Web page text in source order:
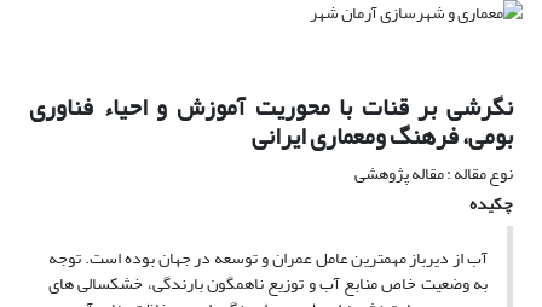
نگرشی بر قنات با محوریت آموزش و احیاء فناوری
بومی، فرهنگ ومعماری ایرانی
نوع مقاله : مقاله پژوهشی
چکیده
آب از دیرباز مهمترین عامل عمران و توسعه در جهان بوده است. توجه
به وضعیت خاص منابع آب و توزیع ناهمگون بارندگی، خشکسالی های